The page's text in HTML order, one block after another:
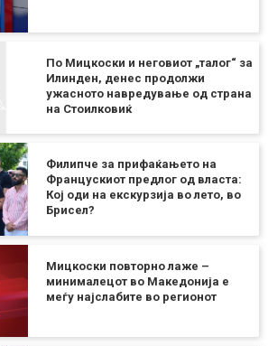
По Мицкоски и неговиот „талог“ за
Илинден, денес продолжи
ужасното навредување од страна
на Стоилковиќ
Филипче за прифаќањето на
Францускиот предлог од власта:
Кој оди на екскурзија во лето, во
Брисел?
Мицкоски повторно лаже –
минималецот во Македонија е
меѓу најслабите во регионот